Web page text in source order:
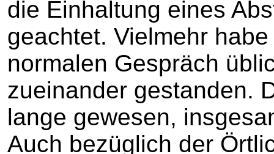
die Einhaltung eines
geachtet. Vielmehr
normalen Gespräch
zueinander gestanden.
lange gewesen,
Auch bezüglich der